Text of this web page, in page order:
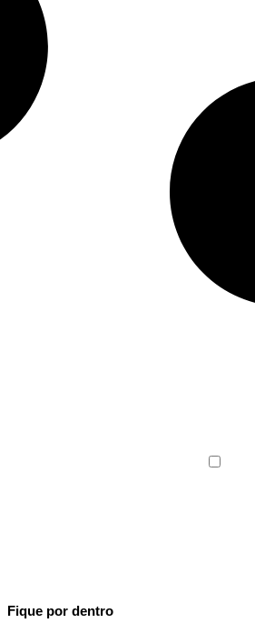
Fique por dentro